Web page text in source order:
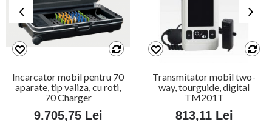
Incarcator mobil pentru 70
aparate, tip valiza, cu roti,
70 Charger
9.705,75 Lei
Transmitator mobil two-
way, tourguide, digital
TM201T
813,11 Lei